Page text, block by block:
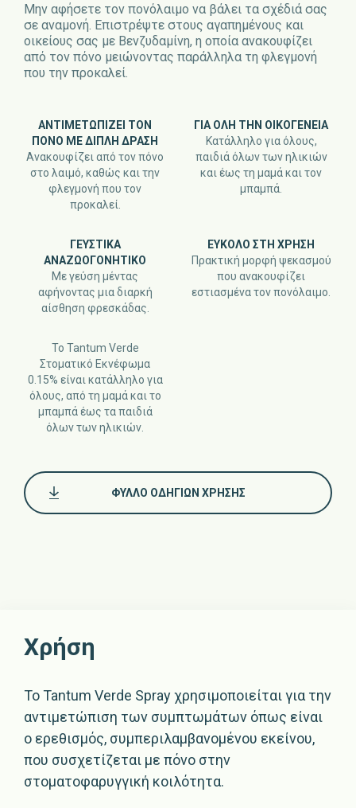
Μην αφήσετε τον πονόλαιμο να βάλει τα σχέδιά σας
σε αναμονή. Επιστρέψτε στους αγαπημένους και
οικείους σας με Βενζυδαμίνη, η οποία ανακουφίζει
από τον πόνο μειώνοντας παράλληλα τη φλεγμονή
που την προκαλεί.
ΑΝΤΙΜΕΤΩΠΊΖΕΙ ΤΟΝ
ΠΌΝΟ ΜΕ ΔΙΠΛΉ ΔΡΆΣΗ
Ανακουφίζει από τον πόνο
στο λαιμό, καθώς και την
φλεγμονή που τον
προκαλεί.
ΓΙΑ ΌΛΗ ΤΗΝ ΟΙΚΟΓΈΝΕΙΑ
Κατάλληλο για όλους,
παιδιά όλων των ηλικιών
και έως τη μαμά και τον
μπαμπά.
ΓΕΥΣΤΙΚΆ
ΑΝΑΖΩΟΓΟΝΗΤΙΚΌ
Με γεύση μέντας
αφήνοντας μια διαρκή
αίσθηση φρεσκάδας.
ΕΎΚΟΛΟ ΣΤΗ ΧΡΉΣΗ
Πρακτική μορφή ψεκασμού
που ανακουφίζει
εστιασμένα τον πονόλαιμο.
Το Tantum Verde
Στοματικό Εκνέφωμα
0.15% είναι κατάλληλο για
όλους, από τη μαμά και το
μπαμπά έως τα παιδιά
όλων των ηλικιών.
ΦΎΛΛΟ ΟΔΗΓΙΏΝ ΧΡΉΣΗΣ
Χρήση
Το Tantum Verde Spray χρησιμοποιείται για την
αντιμετώπιση των συμπτωμάτων όπως είναι
ο ερεθισμός, συμπεριλαμβανομένου εκείνου,
που συσχετίζεται με πόνο στην
στοματοφαρυγγική κοιλότητα.